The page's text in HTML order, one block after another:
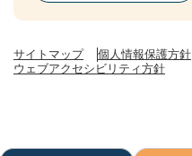
サイトマップ 個人情報保護方針
ウェブアクセシビリティ方針